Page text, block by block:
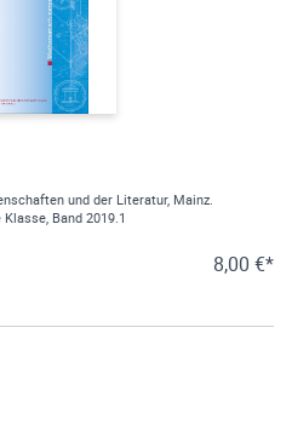
und der Literatur, Mainz.
Band 2019.1
8,00 €*